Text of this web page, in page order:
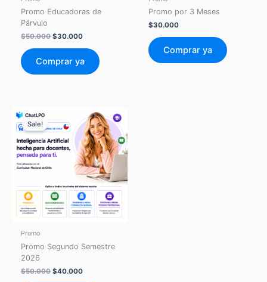
Promo Educadoras de
Párvulo
$50.000El
era:
$30.000El
actual
es:
$30.000.
Comprar ya
Promo por 3 Meses
$30.000
Comprar ya
Sale!
Promo
Promo Segundo Semestre
2026
$50.000El
$40.000El